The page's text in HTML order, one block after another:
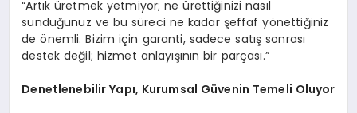
“Artık üretmek yetmiyor; ne ürettiğinizi nasıl
sunduğunuz ve bu süreci ne kadar şeffaf yönettiğiniz
de önemli. Bizim için garanti, sadece satış sonrası
destek değil; hizmet anlayışının bir parçası.”
Denetlenebilir Yapı, Kurumsal Güvenin Temeli Oluyor